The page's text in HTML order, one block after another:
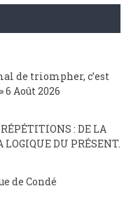
de triompher, c’est
Août 2026
: DE LA
DU PRÉSENT.
de Condé